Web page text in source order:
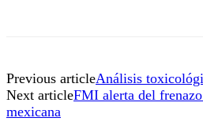
Previous articleAnálisis
Next articleFMI alerta del
mexicana